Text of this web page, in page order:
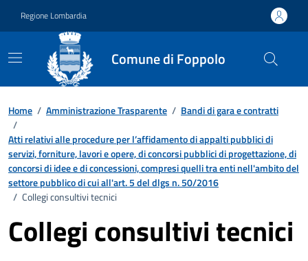
Regione Lombardia
Comune di Foppolo
Home / Amministrazione Trasparente / Bandi di gara e contratti
/
Atti relativi alle procedure per l’affidamento di appalti pubblici di
servizi, forniture, lavori e opere, di concorsi pubblici di progettazione, di
concorsi di idee e di concessioni, compresi quelli tra enti nell'ambito del
settore pubblico di cui all'art. 5 del dlgs n. 50/2016
/ Collegi consultivi tecnici
Collegi consultivi tecnici